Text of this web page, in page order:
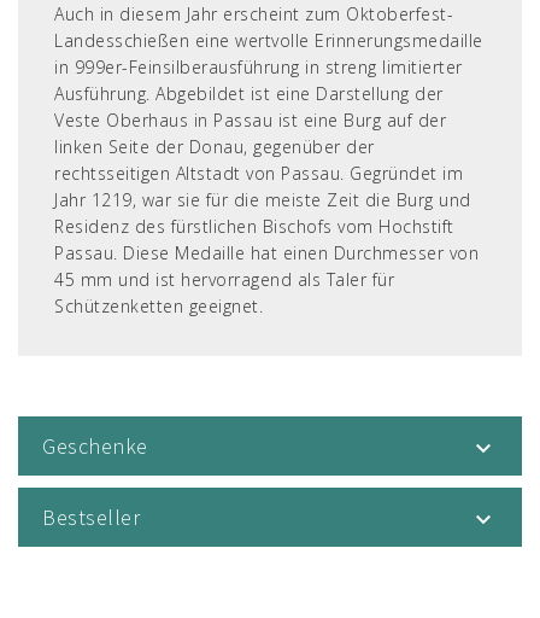
Auch in diesem Jahr erscheint zum Oktoberfest-
Landesschießen eine wertvolle Erinnerungsmedaille
in 999er-Feinsilberausführung in streng limitierter
Ausführung. Abgebildet ist eine Darstellung der
Veste Oberhaus in Passau ist eine Burg auf der
linken Seite der Donau, gegenüber der
rechtsseitigen Altstadt von Passau. Gegründet im
Jahr 1219, war sie für die meiste Zeit die Burg und
Residenz des fürstlichen Bischofs vom Hochstift
Passau. Diese Medaille hat einen Durchmesser von
45 mm und ist hervorragend als Taler für
Schützenketten geeignet.
Geschenke 
Bestseller 